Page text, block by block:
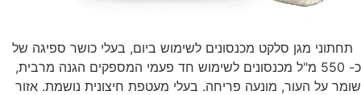
תחתוני מגן סלקט מכנסונים לשימוש ביום, בעלי כושר ספיגה של
כ- 550 מ"ל מכנסונים לשימוש חד פעמי המספקים הגנה מרבית,
שומר על העור, מונעה פריחה. בעלי מעטפת חיצונית נושמת. אזור